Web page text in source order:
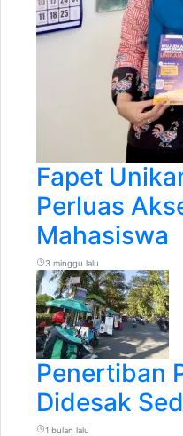
Fapet
Perluas
Mahasiswa
3 minggu lalu
Penertiban
Didesak
1 bulan lalu